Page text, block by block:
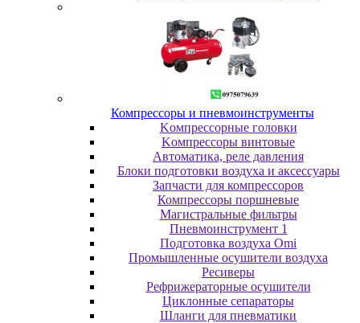
Компрессоры и пневмоинструменты
Koмпpeccopныe гoлoвки
Koмпpeccopы винтoвыe
Автоматика, реле давления
Блоки подготовки воздуха и аксессуары
Запчасти для компрессоров
Компрессоры поршневые
Магистральные фильтры
Пневмоинструмент 1
Подготовка воздуха Omi
Промышленные осушители воздуха
Ресиверы
Рефрижераторные осушители
Циклонные сепараторы
Шланги для пневматики